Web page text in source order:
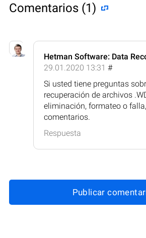
Comentarios (1)
Hetman Software: Data
29.01.2020 13:31 #
Si usted tiene preguntas
recuperación de archivos
eliminación, formateo o
comentarios.
Respuesta
Publicar